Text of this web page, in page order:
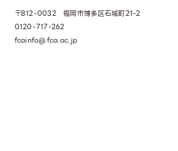
〒812-0032 福岡市博多区石城町21-2
0120-717-262
fcainfo@fca.ac.jp